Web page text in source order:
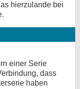
hierzulande bei
einer Serie
dass
haben